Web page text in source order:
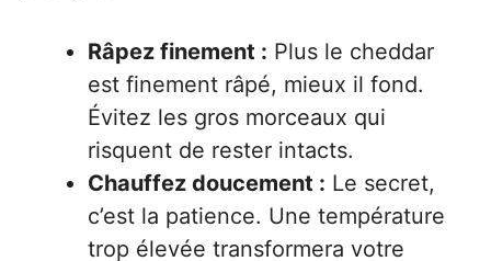
Râpez finement : Plus le cheddar
est finement râpé, mieux il fond.
Évitez les gros morceaux qui
risquent de rester intacts.
Chauffez doucement : Le secret,
c’est la patience. Une température
trop élevée transformera votre